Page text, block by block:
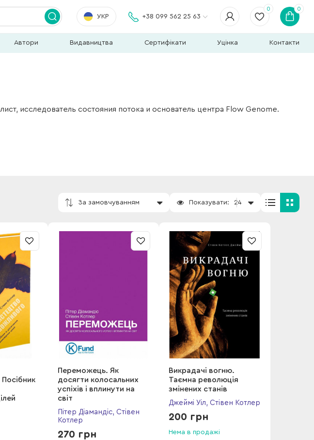
УКР +38 099 562 25 63
0 0
Автори Видавництва Сертифікати Уцінка Контакти
исследователь состояния потока и основатель центра Flow Genome.
За замовчуванням Показувати: 24
Переможець. Як
досягти колосальних
успіхів і вплинути на
світ
Пітер Діамандіс, Стівен
Котлер
270 грн
Викрадачі вогню.
Таємна революція
змінених станів
Джеймі Уіл, Стівен Котлер
200 грн
Нема в продажі